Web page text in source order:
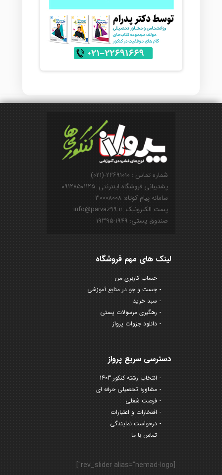
شماره تماس : ۲۲۶۹۱۰۱۰-(۰۲۱)
پشتیبانی فروشگاه اینترنتی: ۰۹۱۲۸۵۰۱۱۲۵
سامانه پیام کوتاه: ۳۰۰۰۸۰۰۸
پست الکترونیک: info@parvaz99.ir
صندوق پستی: ۱۹۴۹-۱۹۳۹۵
لینک های مهم فروشگاه
حساب کاربری من
جست و جو در منابع آموزشی
سبد خرید
رهگیری مرسولات پستی
دانلود جزوات پرواز
دسترسی سریع پرواز
انتخاب رشته کنکور 1403
مشاوره تحصیلی حرفه ای
فرصت شغلی
افتخارات و اعتبارات
درخواست نمایندگی
تماس با ما
[rev_slider alias="nemad-logo"]